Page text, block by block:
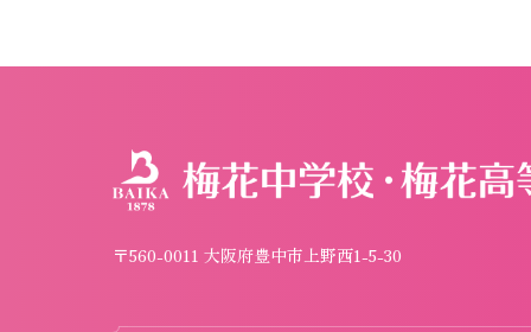
〒560-0011 大阪府豊中市上野西1-5-30